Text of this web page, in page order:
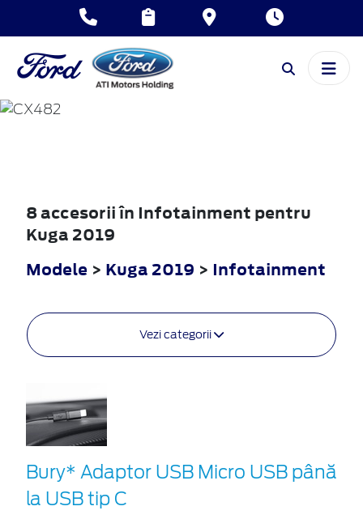
KUGA
8 accesorii în Infotainment pentru
Kuga 2019
Modele > Kuga 2019 > Infotainment
Vezi categorii
Bury* Adaptor USB Micro USB până
la USB tip C